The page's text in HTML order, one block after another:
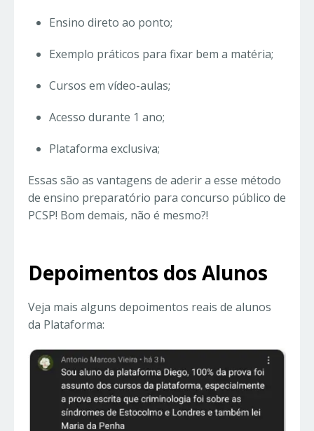
Ensino direto ao ponto;
Exemplo práticos para fixar bem a matéria;
Cursos em vídeo-aulas;
Acesso durante 1 ano;
Plataforma exclusiva;
Essas são as vantagens de aderir a esse método
de ensino preparatório para concurso público de
PCSP! Bom demais, não é mesmo?!
Depoimentos dos Alunos
Veja mais alguns depoimentos reais de alunos
da Plataforma: